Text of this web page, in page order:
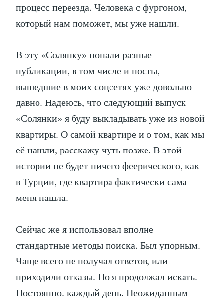
процесс переезда. Человека с фургоном,
который нам поможет, мы уже нашли.
В эту «Солянку» попали разные
публикации, в том числе и посты,
вышедшие в моих соцсетях уже довольно
давно. Надеюсь, что следующий выпуск
«Солянки» я буду выкладывать уже из новой
квартиры. О самой квартире и о том, как мы
её нашли, расскажу чуть позже. В этой
истории не будет ничего феерического, как
в Турции, где квартира фактически сама
меня нашла.
Сейчас же я использовал вполне
стандартные методы поиска. Был упорным.
Чаще всего не получал ответов, или
приходили отказы. Но я продолжал искать.
Постоянно. каждый день. Неожиданным